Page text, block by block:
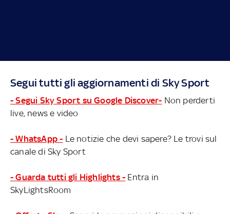
Segui tutti gli aggiornamenti di Sky Sport
- Segui Sky Sport su Google Discover- Non perderti
live, news e video
- WhatsApp - Le notizie che devi sapere? Le trovi sul
canale di Sky Sport
- Guarda tutti gli Highlights - Entra in
SkyLightsRoom